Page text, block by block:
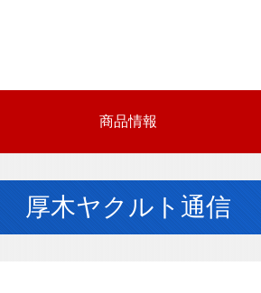
商品情報
厚木ヤクルト通信